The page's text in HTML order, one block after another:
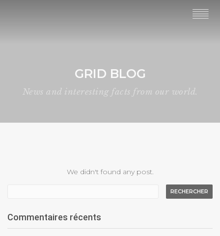
GRID BLOG
News and interesting facts from our world.
We didn't found any post.
Commentaires récents